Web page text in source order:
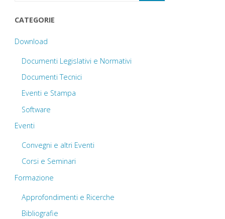
CATEGORIE
Download
Documenti Legislativi e Normativi
Documenti Tecnici
Eventi e Stampa
Software
Eventi
Convegni e altri Eventi
Corsi e Seminari
Formazione
Approfondimenti e Ricerche
Bibliografie